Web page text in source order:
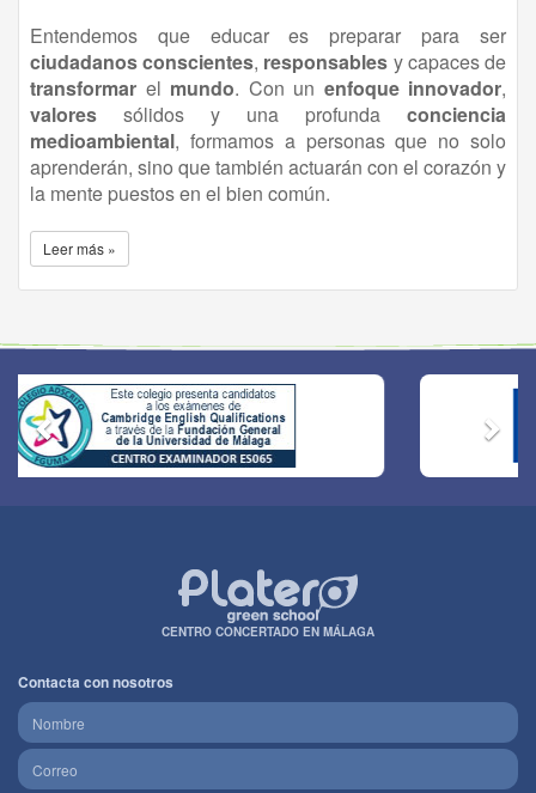
Entendemos que educar es preparar para ser
ciudadanos conscientes, responsables y capaces de
transformar el mundo. Con un enfoque innovador,
valores sólidos y una profunda conciencia
medioambiental, formamos a personas que no solo
aprenderán, sino que también actuarán con el corazón y
la mente puestos en el bien común.
Leer más »
CENTRO CONCERTADO EN MÁLAGA
Contacta con nosotros